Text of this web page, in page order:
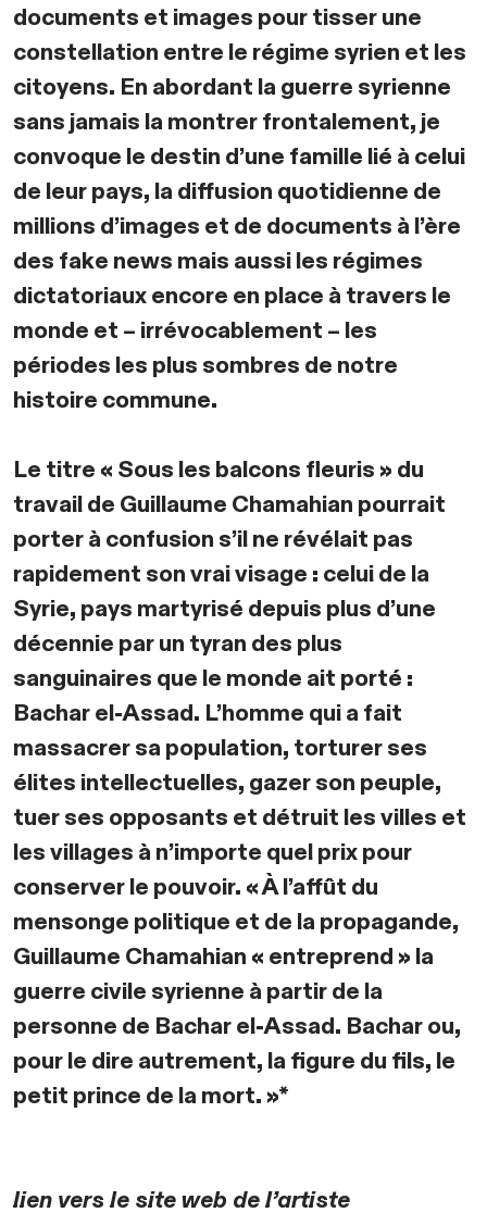
documents et images pour tisser une
constellation entre le régime syrien et les
citoyens. En abordant la guerre syrienne
sans jamais la montrer frontalement, je
convoque le destin d’une famille lié à celui
de leur pays, la diffusion quotidienne de
millions d’images et de documents à l’ère
des fake news mais aussi les régimes
dictatoriaux encore en place à travers le
monde et – irrévocablement – les
périodes les plus sombres de notre
histoire commune.
Le titre « Sous les balcons fleuris » du
travail de Guillaume Chamahian pourrait
porter à confusion s’il ne révélait pas
rapidement son vrai visage : celui de la
Syrie, pays martyrisé depuis plus d’une
décennie par un tyran des plus
sanguinaires que le monde ait porté :
Bachar el-Assad. L’homme qui a fait
massacrer sa population, torturer ses
élites intellectuelles, gazer son peuple,
tuer ses opposants et détruit les villes et
les villages à n’importe quel prix pour
conserver le pouvoir. « À l’affût du
mensonge politique et de la propagande,
Guillaume Chamahian « entreprend » la
guerre civile syrienne à partir de la
personne de Bachar el-Assad. Bachar ou,
pour le dire autrement, la figure du fils, le
petit prince de la mort. »*
lien vers le site web de l’artiste